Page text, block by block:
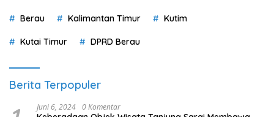
Berau Kalimantan Timur Kutim
Kutai Timur DPRD Berau
Berita Terpopuler
Juni 6, 2024 0 Komentar